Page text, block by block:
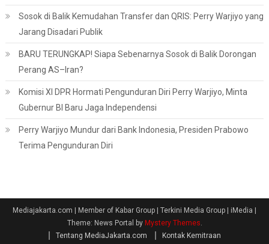
Sosok di Balik Kemudahan Transfer dan QRIS: Perry Warjiyo yang
Jarang Disadari Publik
BARU TERUNGKAP! Siapa Sebenarnya Sosok di Balik Dorongan
Perang AS–Iran?
Komisi XI DPR Hormati Pengunduran Diri Perry Warjiyo, Minta
Gubernur BI Baru Jaga Independensi
Perry Warjiyo Mundur dari Bank Indonesia, Presiden Prabowo
Terima Pengunduran Diri
Mediajakarta.com | Member of Kabar Group | Terkini Media Group | iMedia
Theme: News Portal by Mystery Themes.
Tentang MediaJakarta.com
Kontak Kemitraan